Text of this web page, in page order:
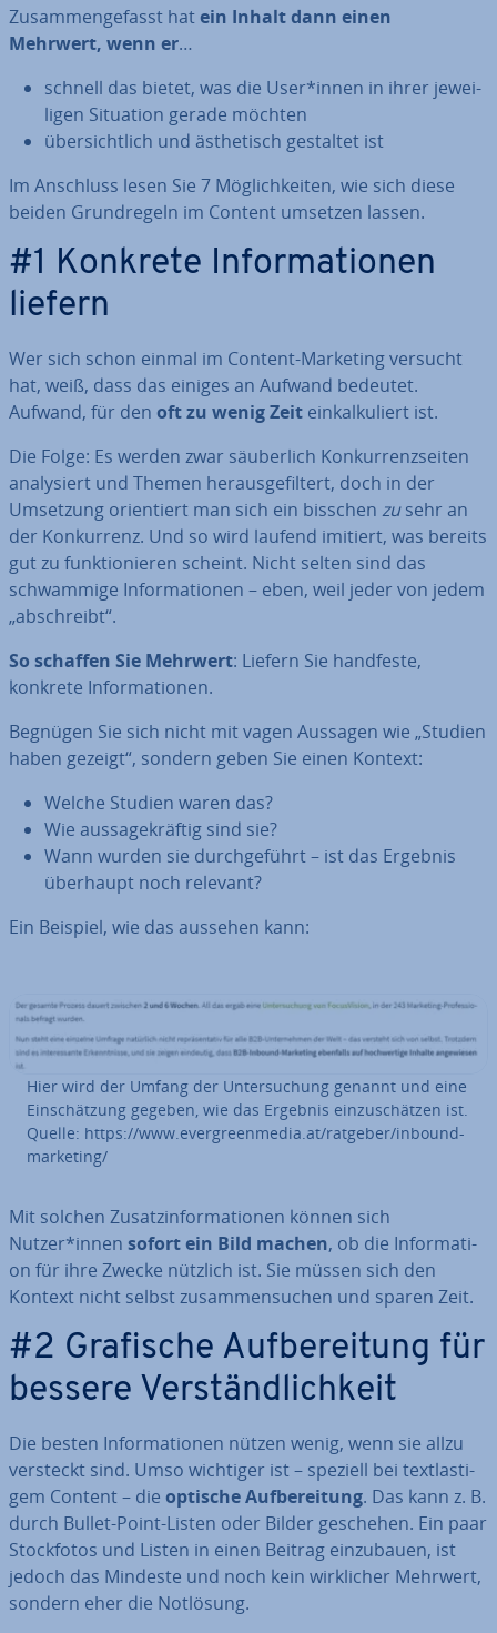
Zu­sam­men­ge­fasst hatein Inhalt dann einen
Mehrwert, wenn er…
schnell das bietet, was die User*innen in ihrer je­wei­
li­gen Situation gerade möchten
über­sicht­lich und äs­the­tisch gestaltet ist
Im Anschluss lesen Sie 7 Mög­lich­kei­ten, wie sich diese
beiden Grund­re­geln im Content umsetzen lassen.
#1 Konkrete In­for­ma­tio­nen
liefern
Wer sich schon einmal im Content-Marketing versucht
hat, weiß, dass das einiges an Aufwand bedeutet.
Aufwand, für den oft zu wenig Zeit ein­kal­ku­liert ist.
Die Folge: Es werden zwar säu­ber­lich Kon­kur­renz­sei­ten
ana­ly­siert und Themen her­aus­ge­fil­tert, doch in der
Umsetzung ori­en­tiert man sich ein bisschen zusehr an
der Kon­kur­renz. Und so wird laufend imitiert, was bereits
gut zu funk­tio­nie­ren scheint. Nicht selten sind das
schwam­mi­ge In­for­ma­tio­nen – eben, weil jeder von jedem
„ab­schreibt“.
So schaffen Sie Mehrwert: Liefern Sie handfeste,
konkrete In­for­ma­tio­nen.
Begnügen Sie sich nicht mit vagen Aussagen wie „Studien
haben gezeigt“, sondern geben Sie einen Kontext:
Welche Studien waren das?
Wie aus­sa­ge­kräf­tig sind sie?
Wann wurden sie durch­ge­führt – ist das Ergebnis
überhaupt noch relevant?
Ein Beispiel, wie das aussehen kann:
Hier wird der Umfang der Un­ter­su­chung genannt und eine
Ein­schät­zung gegeben, wie das Ergebnis ein­zu­schät­zen ist.
Quelle: https://www.ever­green­me­dia.at/ratgeber/inbound-
marketing/
Mit solchen Zu­satz­in­for­ma­tio­nen können sich
Nutzer*innen sofort ein Bild machen, ob die In­for­ma­ti­
on für ihre Zwecke nützlich ist. Sie müssen sich den
Kontext nicht selbst zu­sam­men­su­chen und sparen Zeit.
#2 Grafische Auf­be­rei­tung für
bessere Ver­ständ­lich­keit
Die besten In­for­ma­tio­nen nützen wenig, wenn sie allzu
versteckt sind. Umso wichtiger ist – speziell bei text­las­ti­
gem Content – die optische Auf­be­rei­tung. Das kann z. B.
durch Bullet-Point-Listen oder Bilder geschehen. Ein paar
Stock­fo­tos und Listen in einen Beitrag ein­zu­bau­en, ist
jedoch das Mindeste und noch kein wirk­li­cher Mehrwert,
sondern eher die Notlösung.